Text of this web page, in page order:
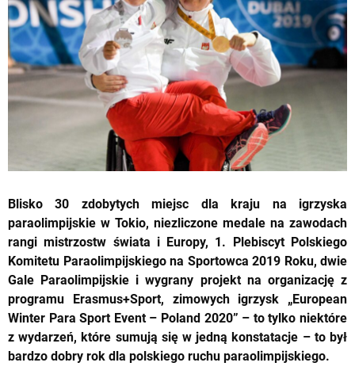
Blisko 30 zdobytych miejsc dla kraju na igrzyska
paraolimpijskie w Tokio, niezliczone medale na zawodach
rangi mistrzostw świata i Europy, 1. Plebiscyt Polskiego
Komitetu Paraolimpijskiego na Sportowca 2019 Roku, dwie
Gale Paraolimpijskie i wygrany projekt na organizację z
programu Erasmus+Sport, zimowych igrzysk „European
Winter Para Sport Event – Poland 2020” – to tylko niektóre
z wydarzeń, które sumują się w jedną konstatacje – to był
bardzo dobry rok dla polskiego ruchu paraolimpijskiego.